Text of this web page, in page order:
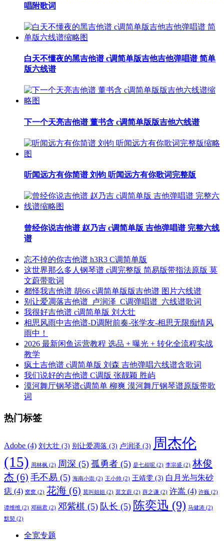
唱附歌词
白天不懂夜的黑吉他谱 c调简单版吉他吉他弹唱谱 简单
版六线谱
下一个天亮吉他谱 董书含 c调简单版版吉他六线谱
听闻远方有你简谱 刘钧 听闻远方有你歌词完整版
曾经你说吉他谱 赵乃吉 c调简单版 吉他弹唱谱 完整六线
谱
忘不掉的你吉他谱 h3R3 C调简单版
这世界那么多人钢琴谱 c调完整版 简易版带指法原版 莫
文蔚带歌词
都怪我吉他谱 胡66 c调简单版版吉他谱 图片六线谱
别让爱凋落吉他谱_卢润泽_C调弹唱谱_六线谱歌词
我很好吉他谱 c调简单版 刘大壮
相思风雨中吉他谱-D调附前奏-张学友-相思无限痴情风
雨中！
2026 最新闲鱼运营教程 选品 + 曝光 + 转化全流程实战
教学
疯土吉他谱 c调简单版 刘森 吉他弹唱六线谱含歌词
我们说好的吉他谱 C调版 张靓颖 胜屿
漠河舞厅钢琴谱c调简单 柳爽 漠河舞厅钢琴谱原版带歌
词
热门标签
Adobe (4) 刘大壮 (3) 别让爱凋落 (3) 卢润泽 (3) 周杰伦
(15) 周林枫 (2) 周深 (5) 孤勇者 (5) 是七叔呢 (2) 李宗盛 (2) 林俊
杰 (6) 毛不易 (5) 海南小崇 (2) 王小帅 (2) 王靖雯 (3) 白月光与朱砂
痣 (4) 窝窝 (2) 花海 (6) 莫叫姐姐 (2) 莫文蔚 (2) 薛之谦 (2) 许嵩 (4) 许巍 (2)
谭维维 (2) 邓丽君 (2) 邓紫棋 (5) 队长 (5) 陈奕迅 (9) 马健涛 (2)
默契 (2)
全宽专题